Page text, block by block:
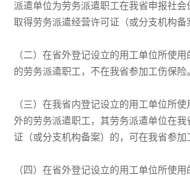
派遣单位为劳务派遣职工在我省申报社
取得劳务派遣经营许可证（或分支机构备
（二）在省外登记设立的用工单位所使
的劳务派遣职工，不在我省参加工伤保险
（三）在我省内登记设立的用工单位所
外的劳务派遣职工，其劳务派遣单位在我
证（或分支机构备案）的，可在我省参加
（四）在省外登记设立的用工单位所使